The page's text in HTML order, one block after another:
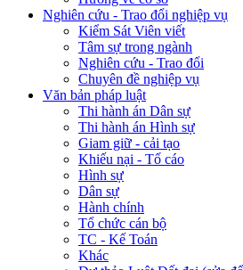
Nghiên cứu - Trao đổi nghiệp vụ
Kiểm Sát Viên viết
Tâm sự trong ngành
Nghiên cứu - Trao đổi
Chuyên đề nghiệp vụ
Văn bản pháp luật
Thi hành án Dân sự
Thi hành án Hình sự
Giam giữ - cải tạo
Khiếu nại - Tố cáo
Hình sự
Dân sự
Hành chính
Tổ chức cán bộ
TC - Kế Toán
Khác